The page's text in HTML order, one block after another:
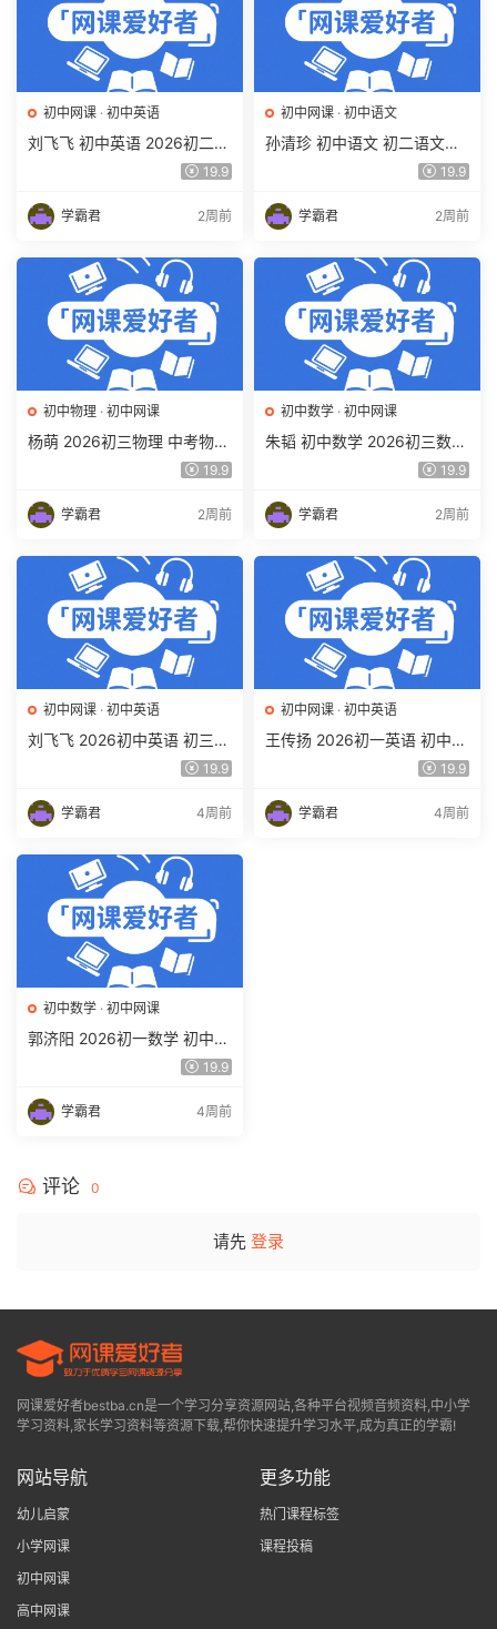
初中网课 · 初中英语
刘飞飞 初中英语 2026初二英
语读写素养培训班（秋上秋下
19.9
学霸君 2周前
初中网课 · 初中语文
孙清珍 初中语文 初二语文读
写素养培训班（秋上秋下·全19.9
学霸君 2周前
初中物理 · 初中网课
杨萌 2026初三物理 中考物理
培训班 秋上秋下·全国版·S 百
19.9
学霸君 2周前
初中数学 · 初中网课
朱韬 初中数学 2026初三数学
中考数学培训班（秋上秋下·19.9
学霸君 2周前
初中网课 · 初中英语
刘飞飞 2026初中英语 初三英
语培训班（秋上秋下·全国版·
19.9
学霸君 4周前
初中网课 · 初中英语
王传扬 2026初一英语 初中英
语春上 双语素养自主学习·TY·
19.9
学霸君 4周前
初中数学 · 初中网课
郭济阳 2026初一数学 初中数
学春上 数理思维自主学习·BS
19.9
学霸君 4周前
评论 0
请先 登录
网课爱好者bestba.cn是一个学习分享资源网站,各种平台视频音频资料,中小学
学习资料,家长学习资料等资源下载,帮你快速提升学习水平,成为真正的学霸!
网站导航
幼儿启蒙
小学网课
初中网课
高中网课
更多功能
热门课程标签
课程投稿